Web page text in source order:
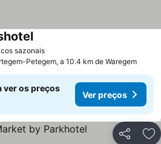
sazonais
Petegem, a 10.4 km de Waregem
ver os preços
Ver preços
Partilhar